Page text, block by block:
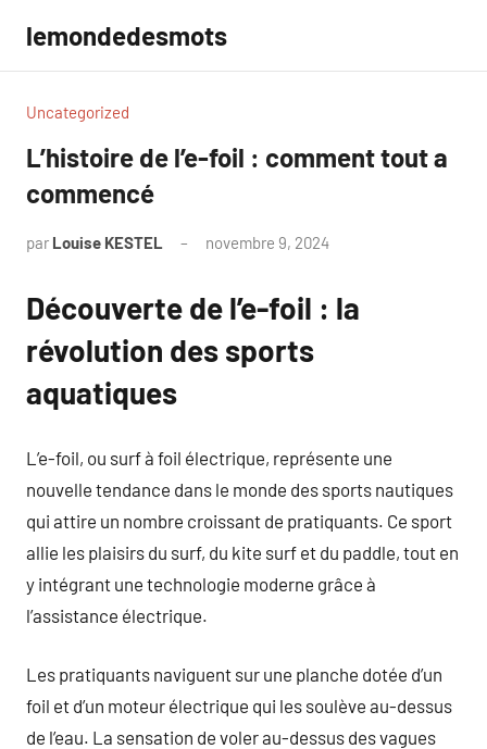
contenu
lemondedesmots
Uncategorized
L’histoire de l’e-foil : comment tout a
commencé
par Louise KESTEL novembre 9, 2024
Découverte de l’e-foil : la
révolution des sports
aquatiques
L’e-foil, ou surf à foil électrique, représente une
nouvelle tendance dans le monde des sports nautiques
qui attire un nombre croissant de pratiquants. Ce sport
allie les plaisirs du surf, du kite surf et du paddle, tout en
y intégrant une technologie moderne grâce à
l’assistance électrique.
Les pratiquants naviguent sur une planche dotée d’un
foil et d’un moteur électrique qui les soulève au-dessus
de l’eau. La sensation de voler au-dessus des vagues